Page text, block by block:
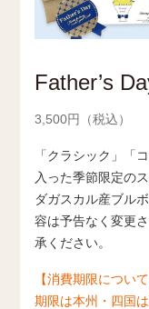
Father’s
3,500円（税込）
「クラシック」「
入った季節限定の
ダガスカル産ブル
容は予告なく変更
承ください。
【消費期限につい
期限は本州・四国